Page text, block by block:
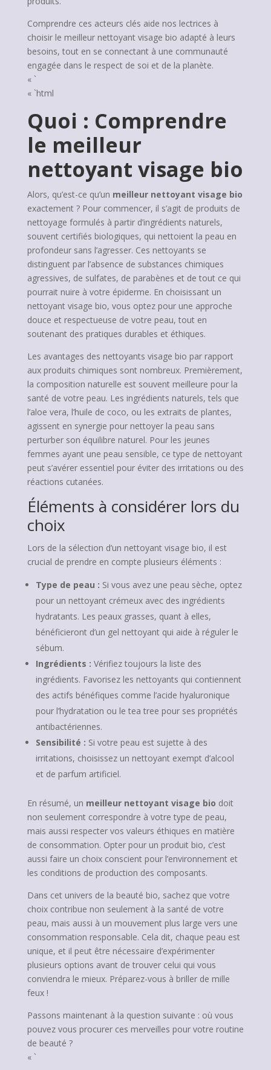
Comprendre ces acteurs clés aide nos lectrices à
choisir le meilleur nettoyant visage bio adapté à leurs
besoins, tout en se connectant à une communauté
engagée dans le respect de soi et de la planète.
« `
« `html
Quoi : Comprendre
le meilleur
nettoyant visage bio
Alors, qu’est-ce qu’un meilleur nettoyant visage bio
exactement ? Pour commencer, il s’agit de produits de
nettoyage formulés à partir d’ingrédients naturels,
souvent certifiés biologiques, qui nettoient la peau en
profondeur sans l’agresser. Ces nettoyants se
distinguent par l’absence de substances chimiques
agressives, de sulfates, de parabènes et de tout ce qui
pourrait nuire à votre épiderme. En choisissant un
nettoyant visage bio, vous optez pour une approche
douce et respectueuse de votre peau, tout en
soutenant des pratiques durables et éthiques.
Les avantages des nettoyants visage bio par rapport
aux produits chimiques sont nombreux. Premièrement,
la composition naturelle est souvent meilleure pour la
santé de votre peau. Les ingrédients naturels, tels que
l’aloe vera, l’huile de coco, ou les extraits de plantes,
agissent en synergie pour nettoyer la peau sans
perturber son équilibre naturel. Pour les jeunes
femmes ayant une peau sensible, ce type de nettoyant
peut s’avérer essentiel pour éviter des irritations ou des
réactions cutanées.
Éléments à considérer lors du
choix
Lors de la sélection d’un nettoyant visage bio, il est
crucial de prendre en compte plusieurs éléments :
Type de peau : Si vous avez une peau sèche, optez
pour un nettoyant crémeux avec des ingrédients
hydratants. Les peaux grasses, quant à elles,
bénéficieront d’un gel nettoyant qui aide à réguler le
sébum.
Ingrédients : Vérifiez toujours la liste des
ingrédients. Favorisez les nettoyants qui contiennent
des actifs bénéfiques comme l’acide hyaluronique
pour l’hydratation ou le tea tree pour ses propriétés
antibactériennes.
Sensibilité : Si votre peau est sujette à des
irritations, choisissez un nettoyant exempt d’alcool
et de parfum artificiel.
En résumé, un meilleur nettoyant visage bio doit
non seulement correspondre à votre type de peau,
mais aussi respecter vos valeurs éthiques en matière
de consommation. Opter pour un produit bio, c’est
aussi faire un choix conscient pour l’environnement et
les conditions de production des composants.
Dans cet univers de la beauté bio, sachez que votre
choix contribue non seulement à la santé de votre
peau, mais aussi à un mouvement plus large vers une
consommation responsable. Cela dit, chaque peau est
unique, et il peut être nécessaire d’expérimenter
plusieurs options avant de trouver celui qui vous
conviendra le mieux. Préparez-vous à briller de mille
feux !
Passons maintenant à la question suivante : où vous
pouvez vous procurer ces merveilles pour votre routine
de beauté ?
« `